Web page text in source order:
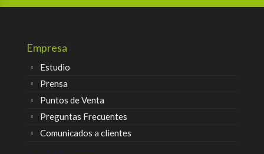
Empresa
Estudio
Prensa
Puntos de Venta
Preguntas Frecuentes
Comunicados a clientes